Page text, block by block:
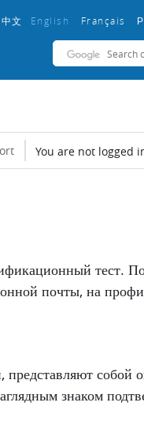
中文 English ‎ Français ‎
You are not logged
тест.
почты, на
собой
знаком